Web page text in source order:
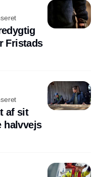
Fristads
af sit
halvvejs